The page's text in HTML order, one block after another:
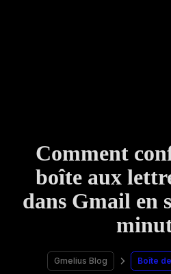
Comment
boîte aux
dans Gmail en
Gmelius Blog Boîte